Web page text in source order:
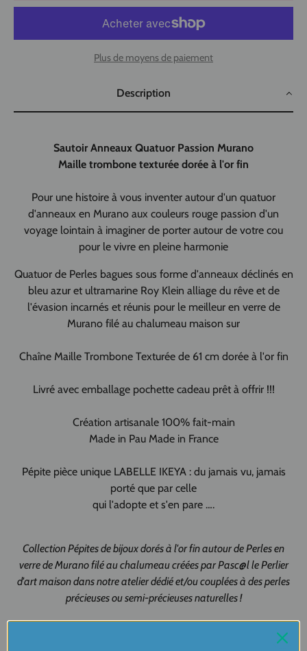
Plus de moyens de paiement
Description
Sautoir Anneaux Quatuor Passion Murano
Maille trombone texturée dorée à l'or fin
Pour une histoire à vous inventer autour d'un quatuor
d'anneaux en Murano aux couleurs rouge passion d'un
voyage lointain à imaginer de porter autour de votre cou
pour le vivre en pleine harmonie
Quatuor de Perles bagues sous forme d'anneaux déclinés en
bleu azur et ultramarine Roy Klein alliage du rêve et de
l'évasion incarnés et réunis pour le meilleur en verre de
Murano filé au chalumeau maison sur
Chaîne Maille Trombone Texturée de 61 cm dorée à l'or fin
Livré avec emballage pochette cadeau prêt à offrir !!!
Création artisanale 100% fait-main
Made in Pau Made in France
Pépite pièce unique LABELLE IKEYA : du jamais vu, jamais
porté que par celle
qui l'adopte et s'en pare ….
Collection Pépites de bijoux dorés à l'or fin autour de Perles en
verre de Murano filé au chalumeau créées par Pasc@l le Perlier
d'art maison dans notre atelier dédié et/ou couplées à des perles
précieuses ou semi-précieuses naturelles !
Nouvelle ligne Labelle Ikeya pour les précieuses qui ne